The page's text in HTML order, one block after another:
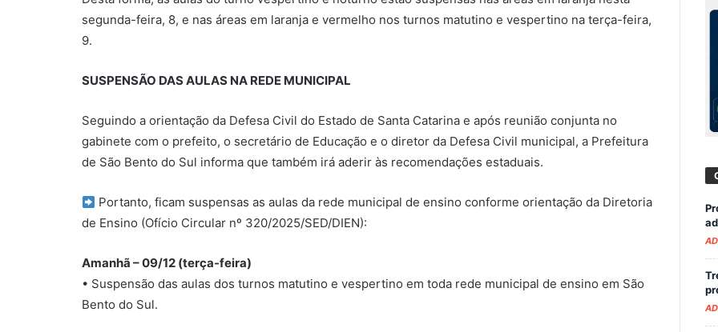
segunda-feira, 8, e nas áreas em laranja e vermelho nos turnos matutino e vespertino na terça-feira,
9.
SUSPENSÃO DAS AULAS NA REDE MUNICIPAL
Seguindo a orientação da Defesa Civil do Estado de Santa Catarina e após reunião conjunta no
gabinete com o prefeito, o secretário de Educação e o diretor da Defesa Civil municipal, a Prefeitura
de São Bento do Sul informa que também irá aderir às recomendações estaduais.
Portanto, ficam suspensas as aulas da rede municipal de ensino conforme orientação da Diretoria
de Ensino (Ofício Circular nº 320/2025/SED/DIEN):
Amanhã – 09/12 (terça-feira)
• Suspensão das aulas dos turnos matutino e vespertino em toda rede municipal de ensino em São
Bento do Sul.